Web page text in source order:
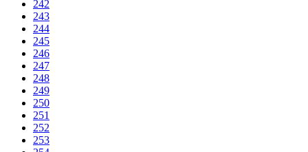
242
243
244
245
246
247
248
249
250
251
252
253